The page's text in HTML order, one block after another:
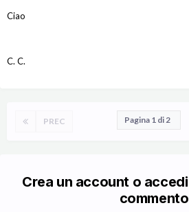
Ciao
C. C.
PREC Pagina 1 di 2
Crea un account o
commento